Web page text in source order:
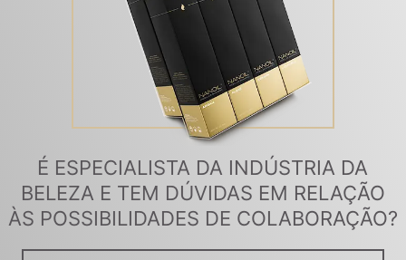
É ESPECIALISTA DA INDÚSTRIA DA
BELEZA E TEM DÚVIDAS EM RELAÇÃO
ÀS POSSIBILIDADES DE COLABORAÇÃO?